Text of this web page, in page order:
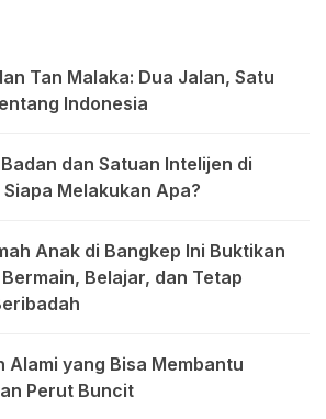
Tan Malaka: Dua Jalan, Satu
Indonesia
dan Satuan Intelijen di
Melakukan Apa?
Anak di Bangkep Ini Buktikan
Belajar, dan Tetap
Alami yang Bisa Membantu
Perut Buncit